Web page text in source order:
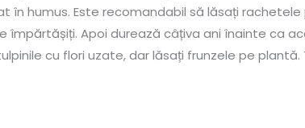
în humus. Este recomandabil să lăsați
împărtășiți. Apoi durează câțiva ani înainte ca
cu flori uzate, dar lăsați frunzele pe plantă.